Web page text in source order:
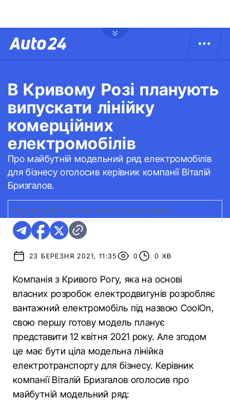
В Кривому Розі планують
випускати лінійку
комерційних
електромобілів
Про майбутній модельний ряд електромобілів
для бізнесу оголосив керівник компанії Віталій
Бризгалов.
ПЕРЕДСЕРІЙНА ВЕРСІЯ ЕЛЕКТРОВАНТАЖІВКИ
23 БЕРЕЗНЯ 2021, 11:35 0 0 ХВ
Компанія з Кривого Рогу, яка на основі
власних розробок електродвигунів розробляє
вантажний електромобіль під назвою СoolOn,
свою першу готову модель планує
представити 12 квітня 2021 року. Але згодом
це має бути ціла модельна лінійка
електротранспорту для бізнесу. Керівник
компанії Віталій Бризгалов оголосив про
майбутній модельний ряд: